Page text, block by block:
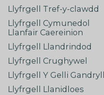
Llyfrgell Tref-y-clawdd
Llyfrgell Cymunedol
Llanfair Caereinion
Llyfrgell Llandrindod
Llyfrgell Crughywel
Llyfrgell Y Gelli Gandryll
Llyfrgell Llanidloes